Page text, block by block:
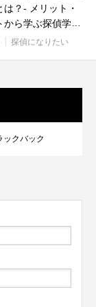
は？- メリット・
から学ぶ探偵学校
起業のポイント
探偵になりたい
ックバック